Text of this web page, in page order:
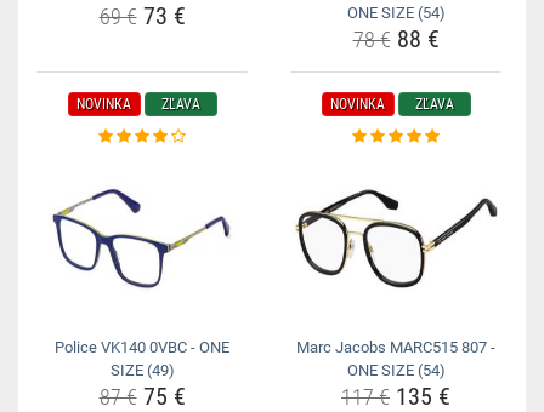
69 €73 €
ONE SIZE (54)
78 €88 €
NOVINKA ZĽAVA
Police VK140 0VBC - ONE
SIZE (49)
87 €75 €
NOVINKA ZĽAVA
Marc Jacobs MARC515 807 -
ONE SIZE (54)
117 € 135 €